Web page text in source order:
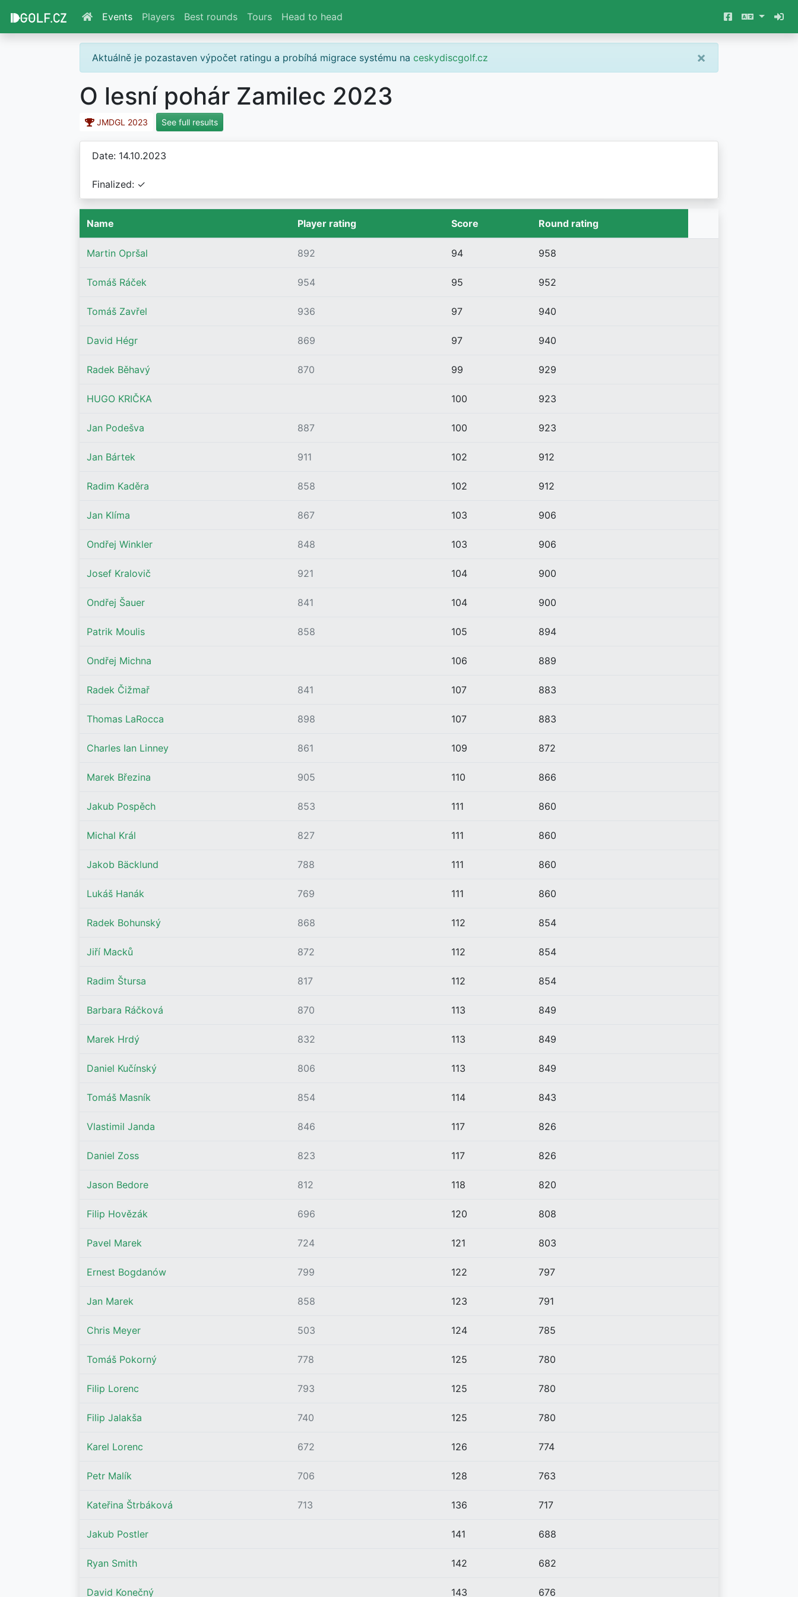
Events Players Best rounds Tours Head to head
Aktuálně je pozastaven výpočet ratingu a probíhá migrace systému na ceskydiscgolf.cz ×
O lesní pohár Zamilec 2023
JMDGL 2023 See full results
Date: 14.10.2023
Finalized: ✓
Name Player rating Score Round rating
Martin Opršal 892 94 958
Tomáš Ráček 954 95 952
Tomáš Zavřel 936 97 940
David Hégr 869 97 940
Radek Běhavý 870 99 929
HUGO KRIČKA 100 923
Jan Podešva 887 100 923
Jan Bártek 911 102 912
Radim Kaděra 858 102 912
Jan Klíma 867 103 906
Ondřej Winkler 848 103 906
Josef Kralovič 921 104 900
Ondřej Šauer 841 104 900
Patrik Moulis 858 105 894
Ondřej Michna 106 889
Radek Čižmař 841 107 883
Thomas LaRocca 898 107 883
Charles Ian Linney 861 109 872
Marek Březina 905 110 866
Jakub Pospěch 853 111 860
Michal Král 827 111 860
Jakob Bäcklund 788 111 860
Lukáš Hanák 769 111 860
Radek Bohunský 868 112 854
Jiří Macků 872 112 854
Radim Štursa 817 112 854
Barbara Ráčková 870 113 849
Marek Hrdý 832 113 849
Daniel Kučínský 806 113 849
Tomáš Masník 854 114 843
Vlastimil Janda 846 117 826
Daniel Zoss 823 117 826
Jason Bedore 812 118 820
Filip Hovězák 696 120 808
Pavel Marek 724 121 803
Ernest Bogdanów 799 122 797
Jan Marek 858 123 791
Chris Meyer 503 124 785
Tomáš Pokorný 778 125 780
Filip Lorenc 793 125 780
Filip Jalakša 740 125 780
Karel Lorenc 672 126 774
Petr Malík 706 128 763
Kateřina Štrbáková 713 136 717
Jakub Postler 141 688
Ryan Smith 142 682
David Konečný 143 676